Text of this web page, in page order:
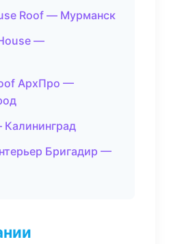
Roof — Мурманск
—
АрхПро —
Бригадир —